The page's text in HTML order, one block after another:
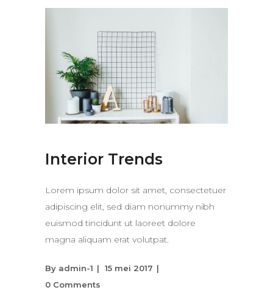
Interior Trends
Lorem ipsum dolor sit amet, consectetuer
adipiscing elit, sed diam nonummy nibh
euismod tincidunt ut laoreet dolore
magna aliquam erat volutpat.
By admin-1
15 mei 2017
0 Comments